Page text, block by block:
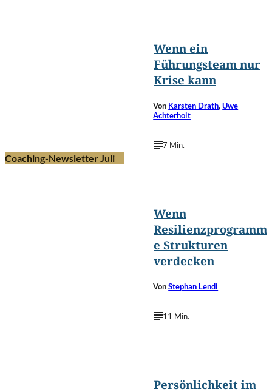
Coaching-Newsletter Juli
Wenn ein
Führungsteam nur
Krise kann
Von Karsten Drath,Uwe
Achterholt
7 Min.
Wenn
Resilienzprogramm
e Strukturen
verdecken
VonStephan Lendi
11 Min.
Persönlichkeit im